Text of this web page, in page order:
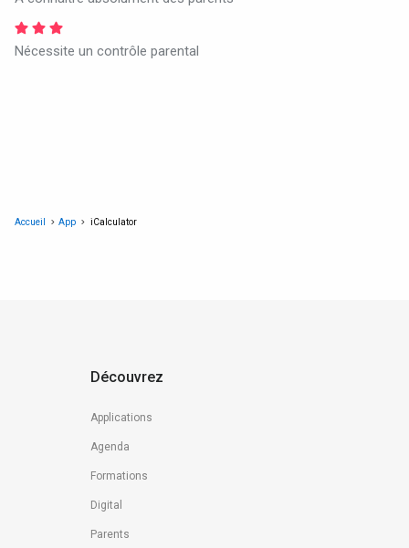
Nécessite un contrôle parental
Accueil App iCalculator
Découvrez
Applications
Agenda
Formations
Digital
Parents